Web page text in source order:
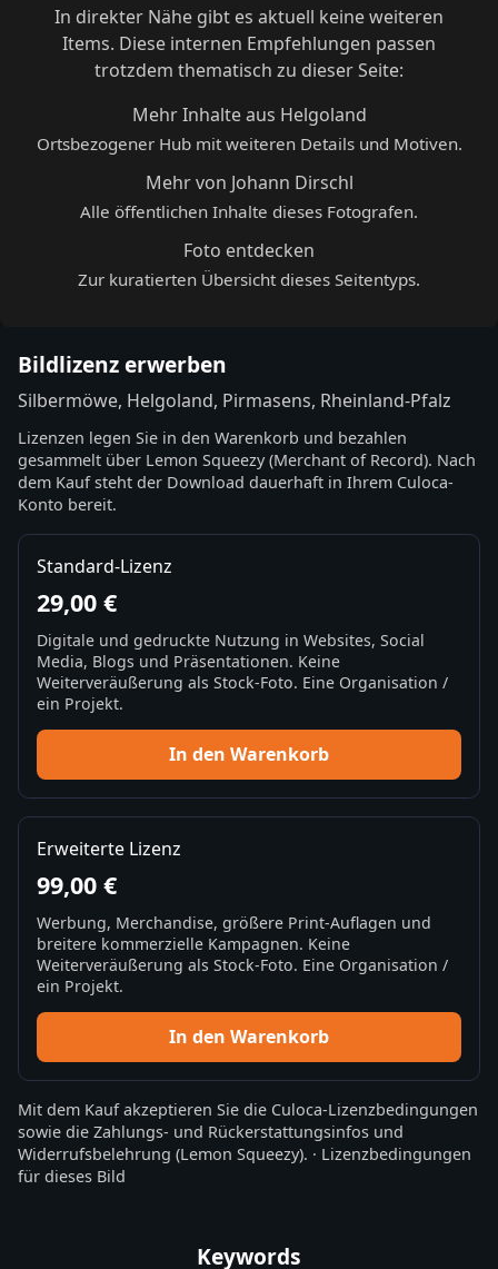
In direkter Nähe gibt es aktuell keine weiteren
Items. Diese internen Empfehlungen passen
trotzdem thematisch zu dieser Seite:
Mehr Inhalte aus Helgoland
Ortsbezogener Hub mit weiteren Details und Motiven.
Mehr von Johann Dirschl
Alle öffentlichen Inhalte dieses Fotografen.
Foto entdecken
Zur kuratierten Übersicht dieses Seitentyps.
Bildlizenz erwerben
Silbermöwe, Helgoland, Pirmasens, Rheinland-Pfalz
Lizenzen legen Sie in den Warenkorb und bezahlen
gesammelt über Lemon Squeezy (Merchant of Record). Nach
dem Kauf steht der Download dauerhaft in Ihrem Culoca-
Konto bereit.
Standard-Lizenz
29,00 €
Digitale und gedruckte Nutzung in Websites, Social
Media, Blogs und Präsentationen. Keine
Weiterveräußerung als Stock-Foto. Eine Organisation /
ein Projekt.
In den Warenkorb
Erweiterte Lizenz
99,00 €
Werbung, Merchandise, größere Print-Auflagen und
breitere kommerzielle Kampagnen. Keine
Weiterveräußerung als Stock-Foto. Eine Organisation /
ein Projekt.
In den Warenkorb
Mit dem Kauf akzeptieren Sie die Culoca-Lizenzbedingungen
sowie die Zahlungs- und Rückerstattungsinfos und
Widerrufsbelehrung (Lemon Squeezy). · Lizenzbedingungen
für dieses Bild
Keywords